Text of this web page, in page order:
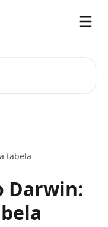
tabela
Darwin: